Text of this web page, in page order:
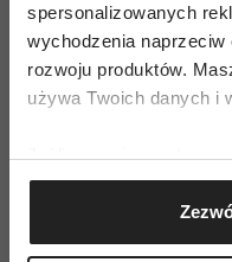
spersonalizowanych
wychodzenia
rozwoju produktów.
używa Twoich danych i
Jeśli wyrazisz na to
Gromadzić dane
geograficznej z
Identyfikować
Poza tym, kiedy już
wyselekcjonuje owe
zaczynamy je
innym, jesteśmy
Panowanie